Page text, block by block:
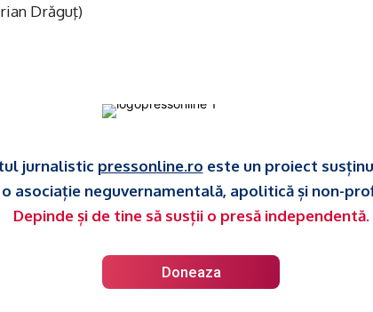
Drăguţ)
jurnalistic pressonline.ro este un proiect
o asociație neguvernamentală, apolitică și non-
Depinde și de tine să susții o presă independentă.
Doneaza